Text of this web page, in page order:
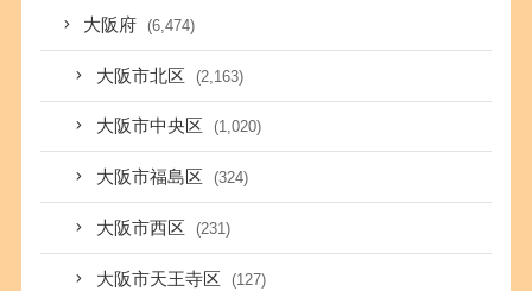
大阪府 (6,474)
大阪市北区 (2,163)
大阪市中央区 (1,020)
大阪市福島区 (324)
大阪市西区 (231)
大阪市天王寺区 (127)